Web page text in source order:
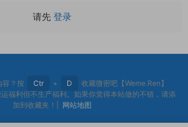
请先 登录
容？按 Ctr + D
收藏微密吧【Weme.Ren】
福利但不生产福利。如果你觉得本站做的不错，请添
加到收藏夹！| 网站地图